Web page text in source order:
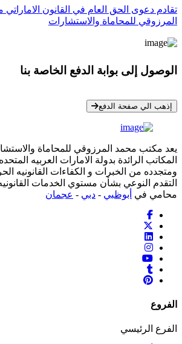
تقادم دعوى الحق العام في القانون
المرزوقي للمحاماة والاستشارات
الوصول إلى بوابة الدفع الخاصة بنا
إذهب الي صفحة الدفع
يعد مكتب محمد المرزوقي للمحاماة
المكاتب الرائدة بدولة الامارات العربيه
ومتجدده من الخبرات و الكفاءات القانونيه
التقدم النوعي بشأن مستوي الخدمات
محامي في أبوظبي - دبي - عجمان
الفروع
الفرع الرئيسي